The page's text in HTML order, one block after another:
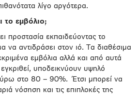
λίγο αργότερα.
το εμβόλιο;
προστασία εκπαιδεύοντας το
να αντιδράσει στον ιό. Τα διαθέσιμα
εμβόλια αλλά και από αυτά
υποδεικνύουν υψηλό
στο 80 – 90%. Έτσι μπορεί να
νόσηση και τις επιπλοκές της